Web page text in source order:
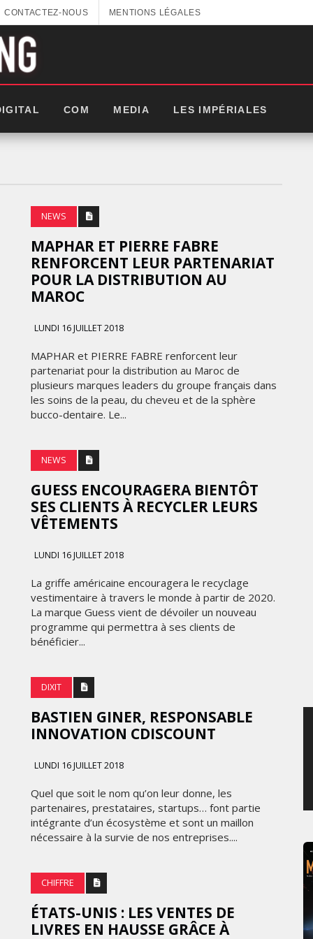
CONTACTEZ-NOUS MENTIONS LÉGALES
COM MEDIA LES IMPÉRIALES
NEWS
MAPHAR ET PIERRE FABRE
RENFORCENT LEUR PARTENARIAT
POUR LA DISTRIBUTION AU
MAROC
LUNDI 16 JUILLET 2018
MAPHAR et PIERRE FABRE renforcent leur
partenariat pour la distribution au Maroc de
plusieurs marques leaders du groupe français dans
les soins de la peau, du cheveu et de la sphère
bucco-dentaire. Le...
NEWS
GUESS ENCOURAGERA BIENTÔT
SES CLIENTS À RECYCLER LEURS
VÊTEMENTS
LUNDI 16 JUILLET 2018
La griffe américaine encouragera le recyclage
vestimentaire à travers le monde à partir de 2020.
La marque Guess vient de dévoiler un nouveau
programme qui permettra à ses clients de
bénéficier...
DIXIT
BASTIEN GINER, RESPONSABLE
INNOVATION CDISCOUNT
LUNDI 16 JUILLET 2018
Quel que soit le nom qu’on leur donne, les
partenaires, prestataires, startups… font partie
intégrante d’un écosystème et sont un maillon
nécessaire à la survie de nos entreprises....
CHIFFRE
ÉTATS-UNIS : LES VENTES DE
LIVRES EN HAUSSE GRÂCE À
GITEX AFRICA : LES NOUVELLES
L’INNOVATION AFRICAINE
LUNDI 6 AVRIL 2026
MARKETING
SUR UNE CAMPAGNE
NATIONALE POUR
RÉINVENTER L’EXPÉRIENCE DU
MARIAGE